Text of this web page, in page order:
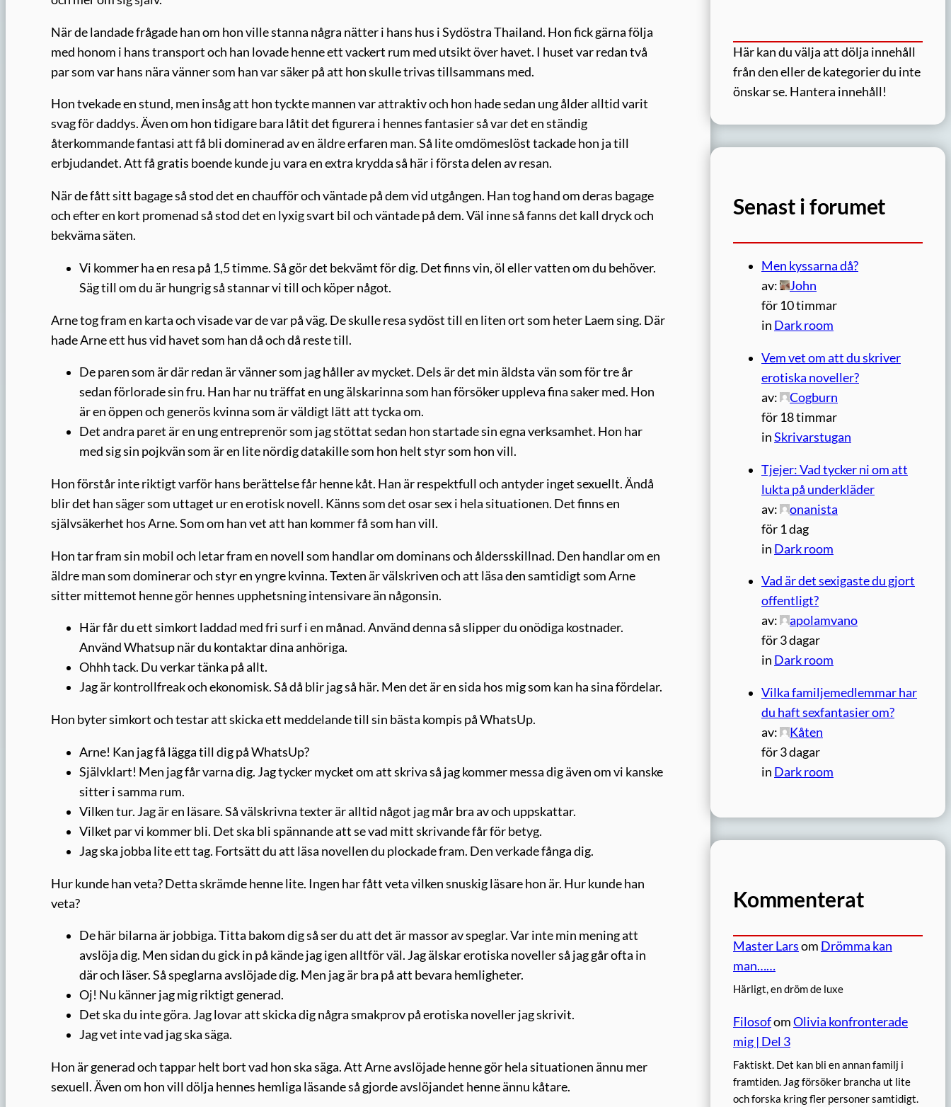
När de landade frågade han om hon ville stanna några nätter i hans hus i Sydöstra Thailand. Hon fick gärna följa
med honom i hans transport och han lovade henne ett vackert rum med utsikt över havet. I huset var redan två
par som var hans nära vänner som han var säker på att hon skulle trivas tillsammans med.
Hon tvekade en stund, men insåg att hon tyckte mannen var attraktiv och hon hade sedan ung ålder alltid varit
svag för daddys. Även om hon tidigare bara låtit det figurera i hennes fantasier så var det en ständig
återkommande fantasi att få bli dominerad av en äldre erfaren man. Så lite omdömeslöst tackade hon ja till
erbjudandet. Att få gratis boende kunde ju vara en extra krydda så här i första delen av resan.
När de fått sitt bagage så stod det en chaufför och väntade på dem vid utgången. Han tog hand om deras bagage
och efter en kort promenad så stod det en lyxig svart bil och väntade på dem. Väl inne så fanns det kall dryck och
bekväma säten.
Vi kommer ha en resa på 1,5 timme. Så gör det bekvämt för dig. Det finns vin, öl eller vatten om du behöver.
Säg till om du är hungrig så stannar vi till och köper något.
Arne tog fram en karta och visade var de var på väg. De skulle resa sydöst till en liten ort som heter Laem sing. Där
hade Arne ett hus vid havet som han då och då reste till.
De paren som är där redan är vänner som jag håller av mycket. Dels är det min äldsta vän som för tre år
sedan förlorade sin fru. Han har nu träffat en ung älskarinna som han försöker uppleva fina saker med. Hon
är en öppen och generös kvinna som är väldigt lätt att tycka om.
Det andra paret är en ung entreprenör som jag stöttat sedan hon startade sin egna verksamhet. Hon har
med sig sin pojkvän som är en lite nördig datakille som hon helt styr som hon vill.
Hon förstår inte riktigt varför hans berättelse får henne kåt. Han är respektfull och antyder inget sexuellt. Ändå
blir det han säger som uttaget ur en erotisk novell. Känns som det osar sex i hela situationen. Det finns en
självsäkerhet hos Arne. Som om han vet att han kommer få som han vill.
Hon tar fram sin mobil och letar fram en novell som handlar om dominans och åldersskillnad. Den handlar om en
äldre man som dominerar och styr en yngre kvinna. Texten är välskriven och att läsa den samtidigt som Arne
sitter mittemot henne gör hennes upphetsning intensivare än någonsin.
Här får du ett simkort laddad med fri surf i en månad. Använd denna så slipper du onödiga kostnader.
Använd Whatsup när du kontaktar dina anhöriga.
Ohhh tack. Du verkar tänka på allt.
Jag är kontrollfreak och ekonomisk. Så då blir jag så här. Men det är en sida hos mig som kan ha sina fördelar.
Hon byter simkort och testar att skicka ett meddelande till sin bästa kompis på WhatsUp.
Arne! Kan jag få lägga till dig på WhatsUp?
Självklart! Men jag får varna dig. Jag tycker mycket om att skriva så jag kommer messa dig även om vi kanske
sitter i samma rum.
Vilken tur. Jag är en läsare. Så välskrivna texter är alltid något jag mår bra av och uppskattar.
Vilket par vi kommer bli. Det ska bli spännande att se vad mitt skrivande får för betyg.
Jag ska jobba lite ett tag. Fortsätt du att läsa novellen du plockade fram. Den verkade fånga dig.
Hur kunde han veta? Detta skrämde henne lite. Ingen har fått veta vilken snuskig läsare hon är. Hur kunde han
veta?
De här bilarna är jobbiga. Titta bakom dig så ser du att det är massor av speglar. Var inte min mening att
avslöja dig. Men sidan du gick in på kände jag igen alltför väl. Jag älskar erotiska noveller så jag går ofta in
där och läser. Så speglarna avslöjade dig. Men jag är bra på att bevara hemligheter.
Oj! Nu känner jag mig riktigt generad.
Det ska du inte göra. Jag lovar att skicka dig några smakprov på erotiska noveller jag skrivit.
Jag vet inte vad jag ska säga.
Hon är generad och tappar helt bort vad hon ska säga. Att Arne avslöjade henne gör hela situationen ännu mer
sexuell. Även om hon vill dölja hennes hemliga läsande så gjorde avslöjandet henne ännu kåtare.
Här kan du välja att dölja innehåll
från den eller de kategorier du inte
önskar se. Hantera innehåll!
Senast i forumet
Men kyssarna då?
av:
John
för 10 timmar
in Dark room
Vem vet om att du skriver
erotiska noveller?
av:
Cogburn
för 18 timmar
inSkrivarstugan
Tjejer: Vad tycker ni om att
lukta på underkläder
av:
onanista
för 1 dag
in Dark room
Vad är det sexigaste du gjort
offentligt?
av:
apolamvano
för 3 dagar
in Dark room
Vilka familjemedlemmar har
du haft sexfantasier om?
av:
Kåten
för 3 dagar
in Dark room
Kommenterat
Master Larsom Drömma kan
man……
Härligt, en dröm de luxe
FilosofomOlivia konfronterade
mig | Del 3
Faktiskt. Det kan bli en annan familj i
framtiden. Jag försöker brancha ut lite
och forska kring fler personer samtidigt.